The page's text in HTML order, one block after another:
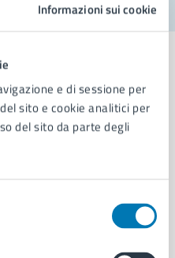
Informazioni sui cookie
e di sessione per
sito e cookie analitici per
del sito da parte degli